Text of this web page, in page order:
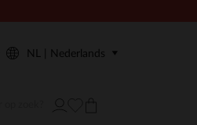
NL | Nederlands